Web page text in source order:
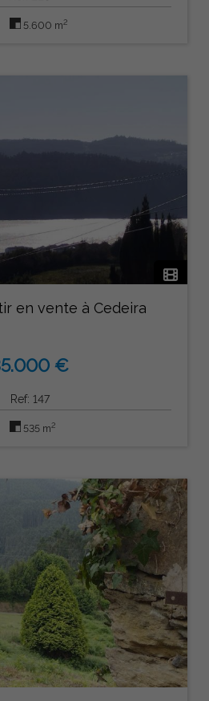
5.600 m2
en vente à Cedeira
€
Ref: 147
535 m2